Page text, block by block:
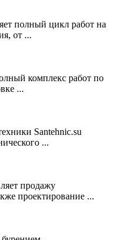
полный цикл работ на
от ...
комплекс работ по
...
Santehnic.su
...
продажу
проектирование ...